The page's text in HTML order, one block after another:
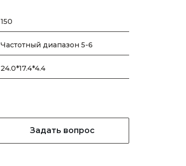
150
Частотный диапазон 5-6
24.0*17.4*4.4
Задать вопрос